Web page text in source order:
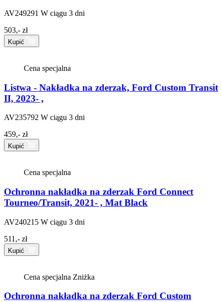
AV249291 W ciągu 3 dni
503,- zł
Kupić
Cena specjalna
Listwa - Nakładka na zderzak, Ford Custom Transit
II, 2023- ,
AV235792 W ciągu 3 dni
459,- zł
Kupić
Cena specjalna
Ochronna nakładka na zderzak Ford Connect
Tourneo/Transit, 2021- , Mat Black
AV240215 W ciągu 3 dni
511,- zł
Kupić
Cena specjalna Zniżka
Ochronna nakładka na zderzak Ford Custom